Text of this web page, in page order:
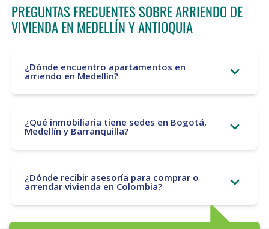
PREGUNTAS FRECUENTES SOBRE ARRIENDO DE
VIVIENDA EN MEDELLÍN Y ANTIOQUIA
¿Dónde encuentro apartamentos en
arriendo en Medellín?
¿Qué inmobiliaria tiene sedes en Bogotá,
Medellín y Barranquilla?
¿Dónde recibir asesoría para comprar o
arrendar vivienda en Colombia?